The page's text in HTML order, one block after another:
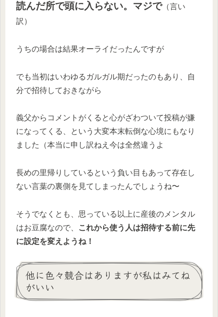
読んだ所で頭に入らない。マジで（言い
訳）
うちの場合は結果オーライだったんですが
でも当初はいわゆるガルガル期だったのもあり、自
分で招待しておきながら
義父からコメントがくると心がざわついて投稿が嫌
になってくる、という大変本末転倒な心境にもなり
ました（本当に申し訳ねえ今は全然違うよ
長めの里帰りしているという負い目もあって存在し
ない言葉の裏側を見てしまったんでしょうね〜
そうでなくとも、思っている以上に産後のメンタル
はお豆腐なので、
これから使う人は招待する前に先
に設定を変えようね！
他に色々競合はありますが私はみてね
がいい